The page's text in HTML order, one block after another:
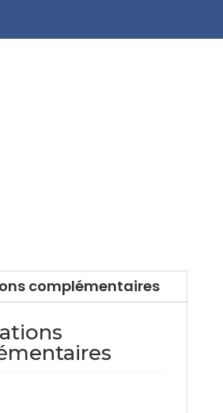
complémentaires